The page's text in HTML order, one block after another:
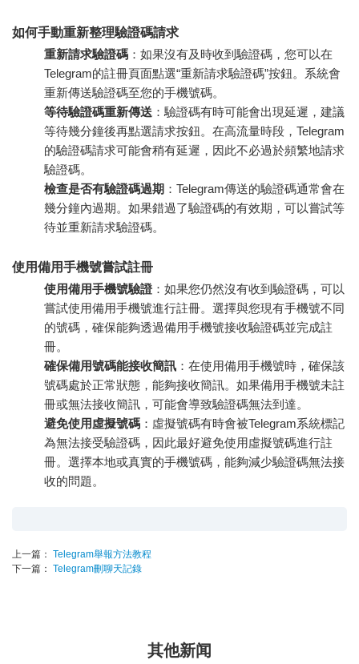
如何手動重新整理驗證碼請求
重新請求驗證碼 ：如果沒有及時收到驗證碼，您可以在
Telegram的註冊頁面點選“重新請求驗證碼”按鈕。系統會
重新傳送驗證碼至您的手機號碼。
等待驗證碼重新傳送 ：驗證碼有時可能會出現延遲，建議
等待幾分鐘後再點選請求按鈕。在高流量時段，Telegram
的驗證碼請求可能會稍有延遲，因此不必過於頻繁地請求
驗證碼。
檢查是否有驗證碼過期 ：Telegram傳送的驗證碼通常會在
幾分鐘內過期。如果錯過了驗證碼的有效期，可以嘗試等
待並重新請求驗證碼。
使用備用手機號嘗試註冊
使用備用手機號驗證 ：如果您仍然沒有收到驗證碼，可以
嘗試使用備用手機號進行註冊。選擇與您現有手機號不同
的號碼，確保能夠透過備用手機號接收驗證碼並完成註
冊。
確保備用號碼能接收簡訊 ：在使用備用手機號時，確保該
號碼處於正常狀態，能夠接收簡訊。如果備用手機號未註
冊或無法接收簡訊，可能會導致驗證碼無法到達。
避免使用虛擬號碼 ：虛擬號碼有時會被Telegram系統標記
為無法接受驗證碼，因此最好避免使用虛擬號碼進行註
冊。選擇本地或真實的手機號碼，能夠減少驗證碼無法接
收的問題。
上一篇： Telegram舉報方法教程
下一篇： Telegram刪聊天記錄
其他新闻